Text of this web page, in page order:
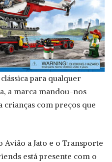
para qualquer
a marca mandou-nos
crianças com preços que
Avião a Jato e o Transporte
está presente com o